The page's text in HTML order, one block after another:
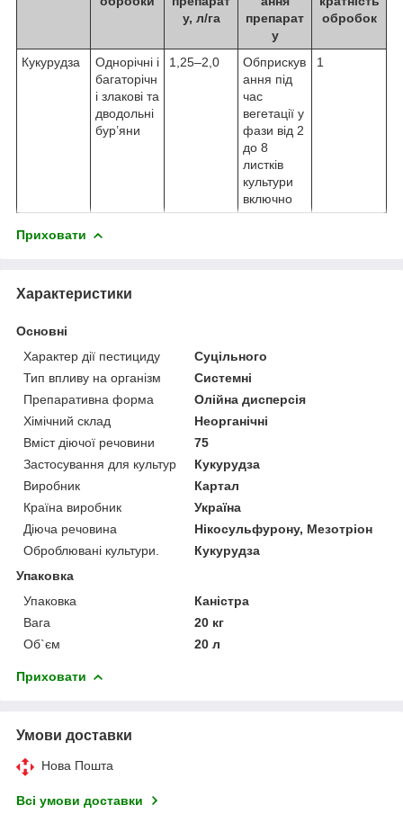
у, л/га
препарат
у
обробок
Кукурудза
Однорічні і
багаторічн
і злакові та
дводольні
бур’яни
1,25–2,0
Обприскув
ання під
час
вегетації у
фази від 2
до 8
листків
культури
включно
1
Приховати
Характеристики
Основні
Характер дії пестициду
Суцільного
Тип впливу на організм
Системні
Препаративна форма
Олійна дисперсія
Хімічний склад
Неорганічні
Вміст діючої речовини
75
Застосування для культур
Кукурудза
Виробник
Картал
Країна виробник
Україна
Діюча речовина
Нікосульфурону, Мезотріон
Оброблювані культури.
Кукурудза
Упаковка
Упаковка
Каністра
Вага
20 кг
Об`єм
20 л
Приховати
Умови доставки
Нова Пошта
Всі умови доставки